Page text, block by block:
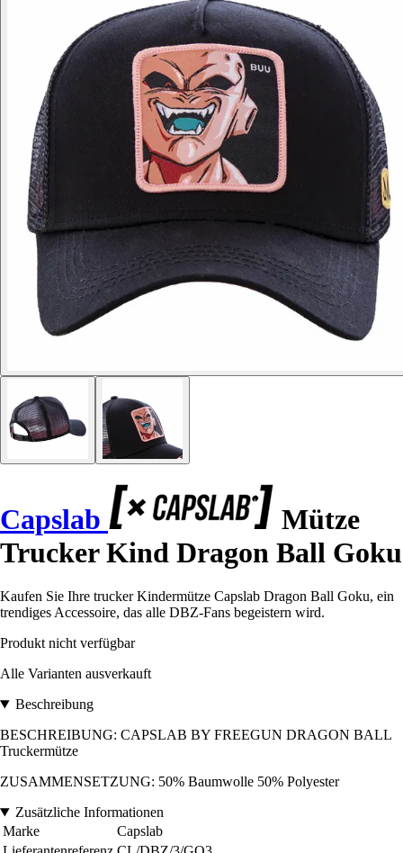
Capslab
Mütze
Trucker Kind Dragon Ball Goku
Kaufen Sie Ihre trucker Kindermütze Capslab Dragon Ball Goku, ein
trendiges Accessoire, das alle DBZ-Fans begeistern wird.
Produkt nicht verfügbar
Alle Varianten ausverkauft
Beschreibung
BESCHREIBUNG: CAPSLAB BY FREEGUN DRAGON BALL
Truckermütze
ZUSAMMENSETZUNG: 50% Baumwolle 50% Polyester
Zusätzliche Informationen
Marke
Capslab